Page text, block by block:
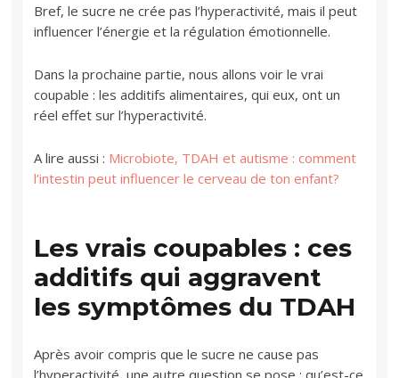
Bref, le sucre ne crée pas l’hyperactivité, mais il peut
influencer l’énergie et la régulation émotionnelle.
Dans la prochaine partie, nous allons voir le vrai
coupable : les additifs alimentaires, qui eux, ont un
réel effet sur l’hyperactivité.
A lire aussi : Microbiote, TDAH et autisme : comment
l’intestin peut influencer le cerveau de ton enfant?
Les vrais coupables : ces
additifs qui aggravent
les symptômes du TDAH
Après avoir compris que le sucre ne cause pas
l’hyperactivité, une autre question se pose : qu’est-ce